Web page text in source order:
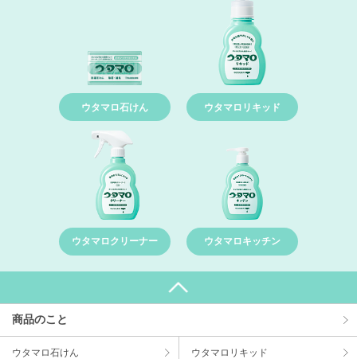
ウタマロ石けん ウタマロリキッド
ウタマロクリーナー ウタマロキッチン
商品のこと
ウタマロ⽯けん ウタマロリキッド